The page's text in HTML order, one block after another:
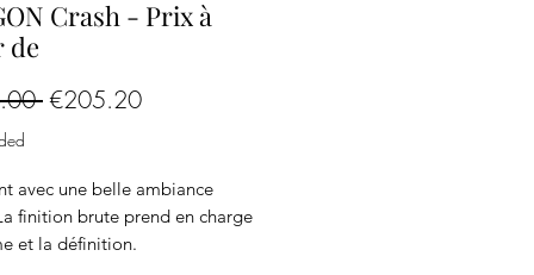
Crash - Prix à
de
Regular
€205.20Sale
avec une belle ambiance
finition brute prend en charge
et la définition.